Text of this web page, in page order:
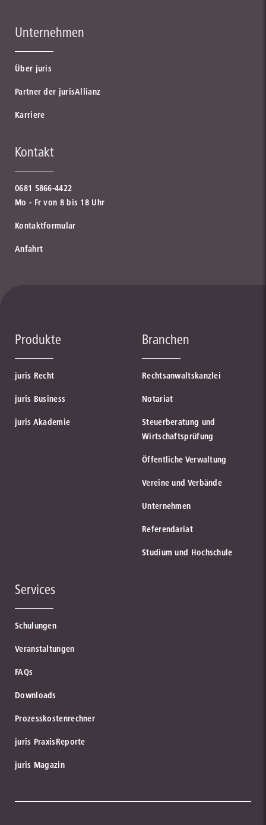
Unternehmen
Über juris
Partner der jurisAllianz
Karriere
Kontakt
0681 5866-4422
Mo - Fr von 8 bis 18 Uhr
Kontaktformular
Anfahrt
Produkte
juris Recht
juris Business
juris Akademie
Branchen
Rechtsanwaltskanzlei
Notariat
Steuerberatung und
Wirtschaftsprüfung
Öffentliche Verwaltung
Vereine und Verbände
Unternehmen
Referendariat
Studium und Hochschule
Services
Schulungen
Veranstaltungen
FAQs
Downloads
Prozesskostenrechner
juris PraxisReporte
juris Magazin